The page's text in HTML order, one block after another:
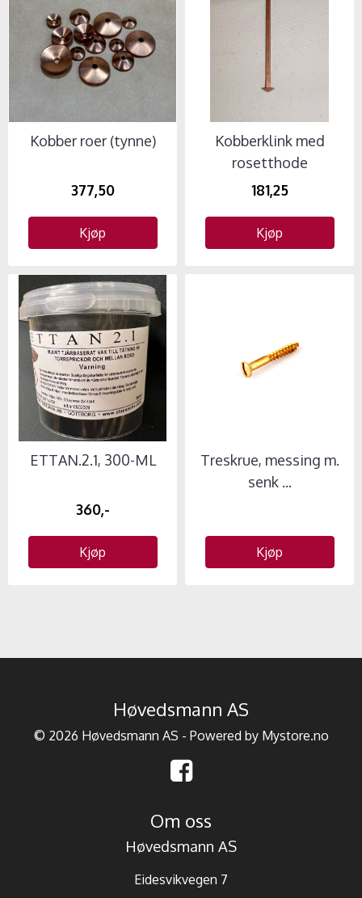
Kobber roer (tynne)
377,50
Kjøp
Kobberklink med
rosetthode
181,25
Kjøp
ETTAN.2.1, 300-ML
360,-
Kjøp
Treskrue, messing m.
senk ...
Kjøp
Høvedsmann AS
© 2026 Høvedsmann AS - Powered by Mystore.no
Om oss
Høvedsmann AS
Eidesvikvegen 7